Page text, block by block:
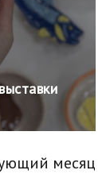
месяц